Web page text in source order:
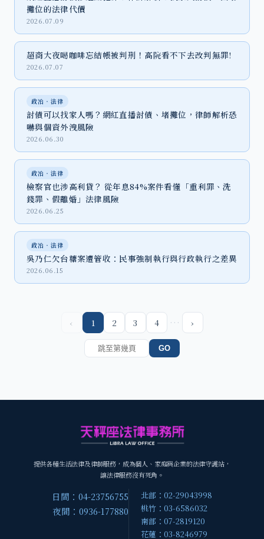
攤位的法律代價
2026.07.09
超商大夜喝咖啡忘結帳被判刑！高院看不下去改判無罪!
2026.07.07
政治‧法律
討債可以找家人嗎？網紅直播討債、堵攤位，律師解析恐
嚇與個資外洩風險
2026.06.30
政治‧法律
檢察官也涉高利貸？ 從年息84%案件看懂「重利罪、洗
錢罪、假離婚」法律風險
2026.06.25
政治‧法律
吳乃仁欠台糖案遭管收：民事強制執行與行政執行之差異
2026.06.15
‹ 1 2 3 4 … ›
GO
提供各種生活法律及律師服務，成為個人、家庭與企業的法律守護站，
讓法律服務沒有死角。
日間：04-23756755
夜間：0936-177880
北部：02-29043998
桃竹：03-6586032
南部：07-2819120
花蓮：03-8246979